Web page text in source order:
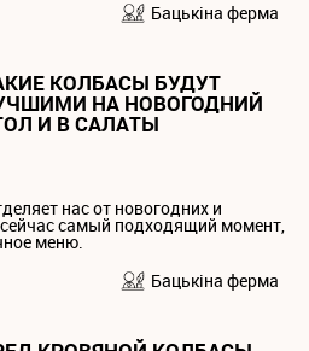
Бацькiна ферма
КОЛБАСЫ БУДУТ
НА НОВОГОДНИЙ
И В САЛАТЫ
нас от новогодних и
сейчас самый подходящий момент,
меню.
Бацькiна ферма